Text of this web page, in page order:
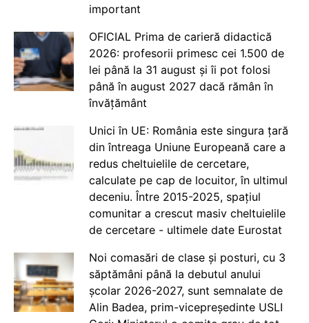
important
OFICIAL Prima de carieră didactică
2026: profesorii primesc cei 1.500 de
lei până la 31 august și îi pot folosi
până în august 2027 dacă rămân în
învățământ
Unici în UE: România este singura țară
din întreaga Uniune Europeană care a
redus cheltuielile de cercetare,
calculate pe cap de locuitor, în ultimul
deceniu. Între 2015-2025, spațiul
comunitar a crescut masiv cheltuielile
de cercetare - ultimele date Eurostat
Noi comasări de clase și posturi, cu 3
săptămâni până la debutul anului
școlar 2026-2027, sunt semnalate de
Alin Badea, prim-vicepreședinte USLI